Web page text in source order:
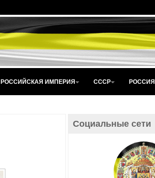
РОССИЙСКАЯ ИМПЕРИЯ СССР РОССИЯ
Социальные сети